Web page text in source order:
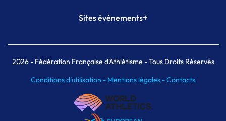
Plateforme Formation
Sites événements+
Meeting de Paris indoor
MAIF Ekiden de Paris
2026- Fédération Française d'Athlétisme - Tous Droits Réservés
Conditions d'utilisation - Mentions légales -Contacts